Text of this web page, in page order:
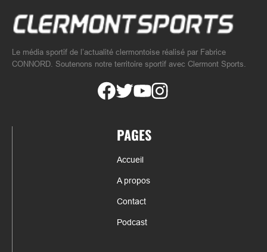
Le média sportif de l’actualité clermontoise réalisé par Fabrice
CONNORD. Soutenons notre territoire sportif avec Clermont Sports.
PAGES
Accueil
A propos
Contact
Podcast